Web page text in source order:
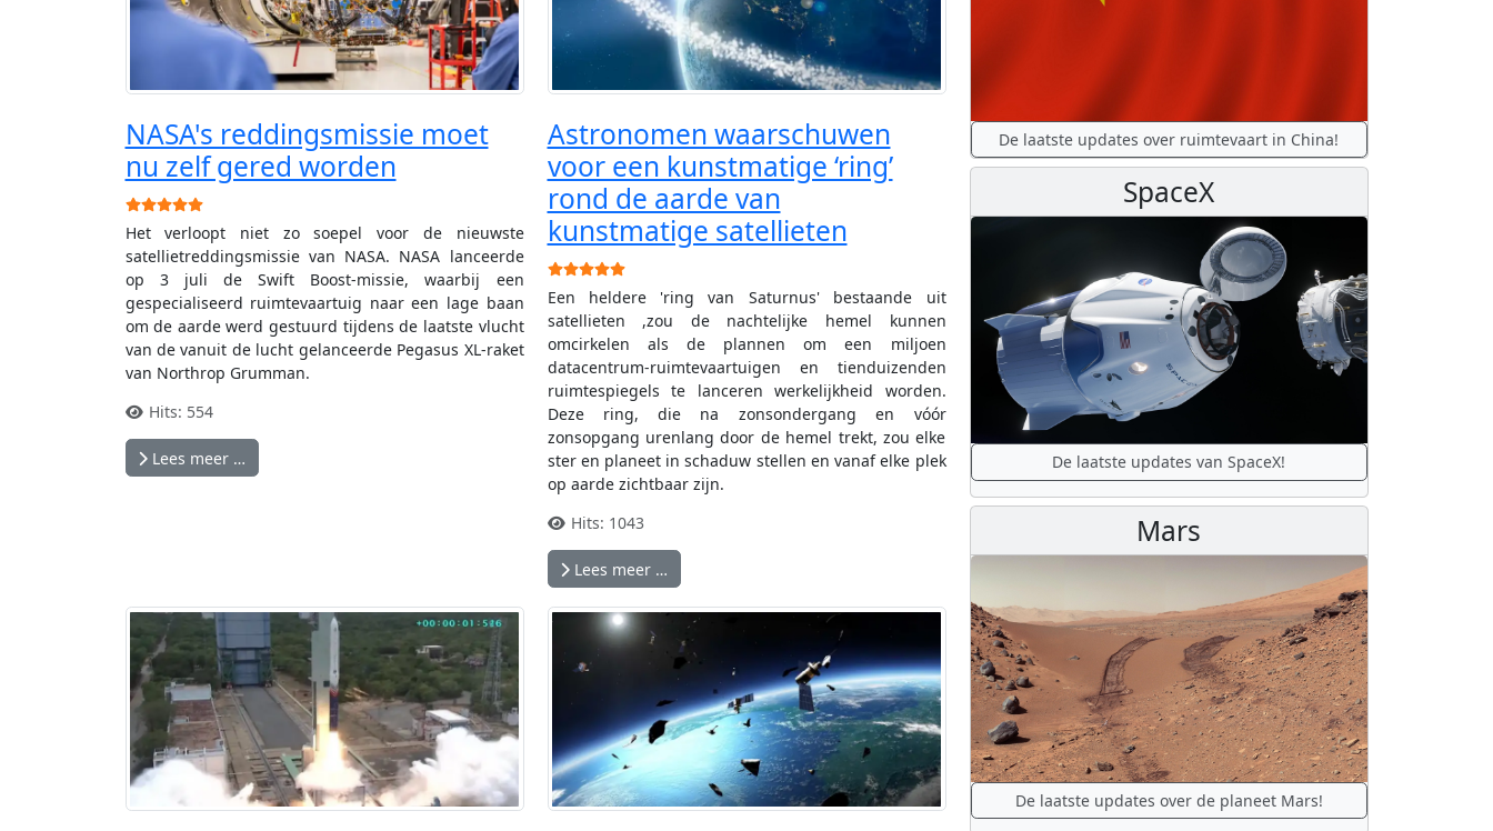
NASA's reddingsmissie moet
nu zelf gered worden
Gebruikerswaardering:
Het verloopt niet zo soepel voor de nieuwste
satellietreddingsmissie van NASA. NASA lanceerde
op 3 juli de Swift Boost-missie, waarbij een
gespecialiseerd ruimtevaartuig naar een lage baan
om de aarde werd gestuurd tijdens de laatste vlucht
van de vanuit de lucht gelanceerde Pegasus XL-raket
van Northrop Grumman.
Hits: 554
Lees meer …
Astronomen waarschuwen
voor een kunstmatige ‘ring’
rond de aarde van
kunstmatige satellieten
Gebruikerswaardering:
Een heldere 'ring van Saturnus' bestaande uit
satellieten ,zou de nachtelijke hemel kunnen
omcirkelen als de plannen om een miljoen
datacentrum-ruimtevaartuigen en tienduizenden
ruimtespiegels te lanceren werkelijkheid worden.
Deze ring, die na zonsondergang en vóór
zonsopgang urenlang door de hemel trekt, zou elke
ster en planeet in schaduw stellen en vanaf elke plek
op aarde zichtbaar zijn.
Hits: 1043
Lees meer …
De laatste updates over ruimtevaart in China!
SpaceX
De laatste updates van SpaceX!
Mars
De laatste updates over de planeet Mars!